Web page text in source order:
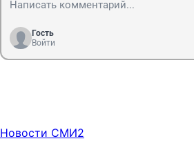
Гость
Войти
Новости СМИ2